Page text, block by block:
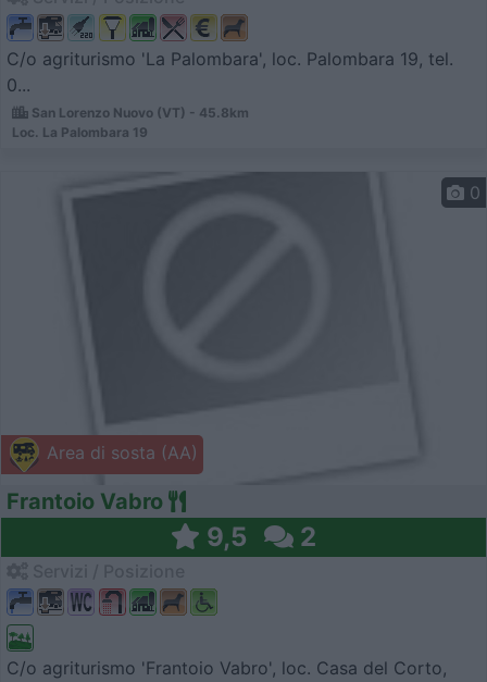
C/o agriturismo 'La Palombara', loc. Palombara 19, tel.
0...
San Lorenzo Nuovo (VT) - 45.8km
Loc. La Palombara 19
Area di sosta (AA)
0
Frantoio Vabro
9,5 2
C/o agriturismo 'Frantoio Vabro', loc. Casa del Corto,